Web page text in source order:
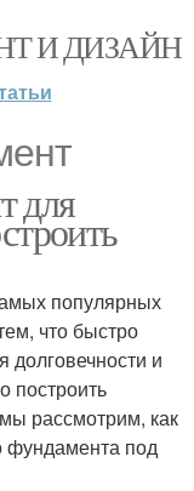
И ДИЗАЙН
для
популярных
что быстро
долговечности и
построить
рассмотрим, как
фундамента под